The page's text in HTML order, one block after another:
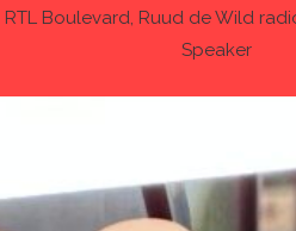
Boulevard, Ruud de Wild
Speaker